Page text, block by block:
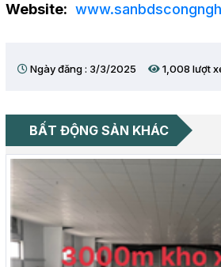
Website:
Ngày đăng : 3/3/2025 1,008 lượt
BẤT ĐỘNG SẢN KHÁC